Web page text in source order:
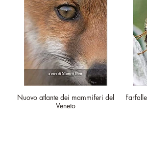
Nuovo atlante dei mammiferi del
Veneto